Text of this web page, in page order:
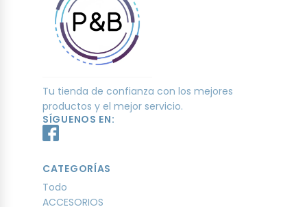
Tu tienda de confianza con los mejores
productos y el mejor servicio.
SÍGUENOS EN:
CATEGORÍAS
Todo
ACCESORIOS